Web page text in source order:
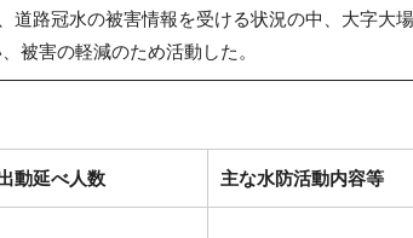
路冠水の被害情報を受ける状況の中、大字大
被害の軽減のため活動した。
動延べ人数 主な水防活動内容等